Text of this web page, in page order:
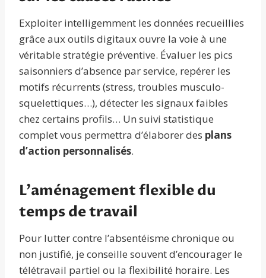
Exploiter intelligemment les données recueillies
grâce aux outils digitaux ouvre la voie à une
véritable stratégie préventive. Évaluer les pics
saisonniers d’absence par service, repérer les
motifs récurrents (stress, troubles musculo-
squelettiques…), détecter les signaux faibles
chez certains profils… Un suivi statistique
complet vous permettra d’élaborer des plans
d’action personnalisés.
L’aménagement flexible du
temps de travail
Pour lutter contre l’absentéisme chronique ou
non justifié, je conseille souvent d’encourager le
télétravail partiel ou la flexibilité horaire. Les